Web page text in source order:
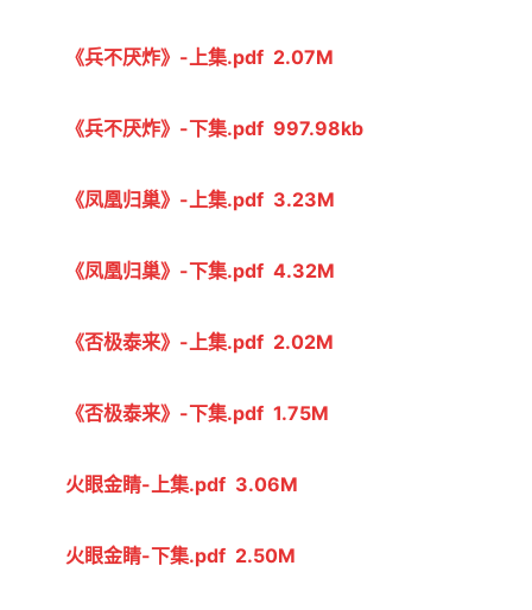
《兵不厌炸》-上集.pdf  2.07M
《兵不厌炸》-下集.pdf  997.98kb
《凤凰归巢》-上集.pdf  3.23M
《凤凰归巢》-下集.pdf  4.32M
《否极泰来》-上集.pdf  2.02M
《否极泰来》-下集.pdf  1.75M
火眼金睛-上集.pdf  3.06M
火眼金睛-下集.pdf  2.50M